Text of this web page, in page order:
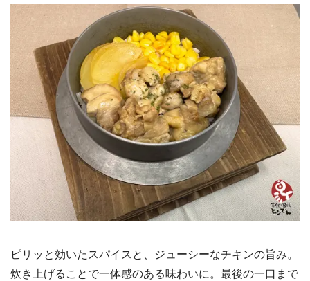
ピリッと効いたスパイスと、ジューシーなチキンの旨み。
炊き上げることで一体感のある味わいに。最後の一口まで